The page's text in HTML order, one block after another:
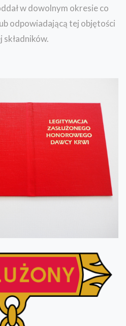
w dowolnym okresie co
odpowiadającą tej objętości
składników.